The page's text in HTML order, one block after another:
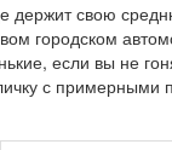
держит свою
городском
если вы не
с примерными